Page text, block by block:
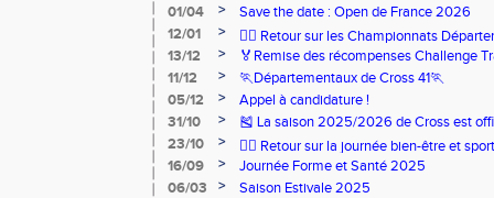
01/04
>
Save the date : Open de France 2026
12/01
>
🏃‍♂️ Retour sur les Championnats
13/12
>
🏅Remise des récompenses Challenge
11/12
>
🏃Départementaux de Cross 41🏃
05/12
>
Appel à candidature !
31/10
>
🎽 La saison 2025/2026 de Cross est
23/10
>
🧘‍♀️ Retour sur la journée bien-être et
16/09
>
Journée Forme et Santé 2025
06/03
>
Saison Estivale 2025